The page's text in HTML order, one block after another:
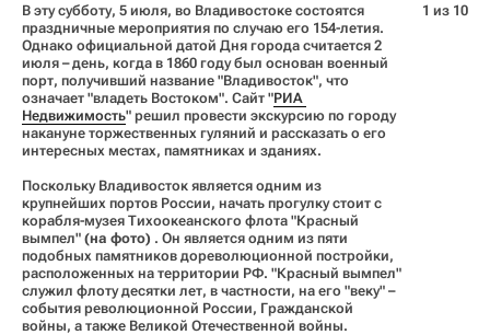
В эту субботу, 5 июля, во Владивостоке состоятся
праздничные мероприятия по случаю его 154-летия.
Однако официальной датой Дня города считается 2
июля – день, когда в 1860 году был основан военный
порт, получивший название "Владивосток", что
означает "владеть Востоком". Сайт "РИА
Недвижимость" решил провести экскурсию по городу
накануне торжественных гуляний и рассказать о его
интересных местах, памятниках и зданиях.
Поскольку Владивосток является одним из
крупнейших портов России, начать прогулку стоит с
корабля-музея Тихоокеанского флота "Красный
вымпел" (на фото) . Он является одним из пяти
подобных памятников дореволюционной постройки,
расположенных на территории РФ. "Красный вымпел"
служил флоту десятки лет, в частности, на его "веку" –
события революционной России, Гражданской
войны, а также Великой Отечественной войны.
1 из 10